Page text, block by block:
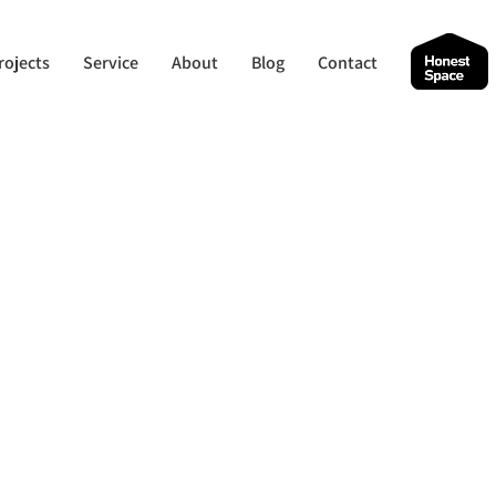
Service About Blog Contact